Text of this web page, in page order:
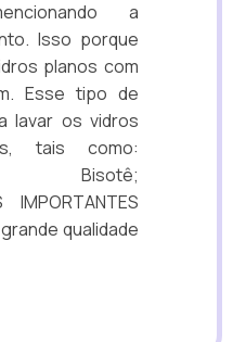
a
Isso porque
planos com
Esse tipo de
lavar os vidros
tais como:
IMPORTANTES
grande qualidade